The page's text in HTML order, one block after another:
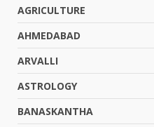
AGRICULTURE
AHMEDABAD
ARVALLI
ASTROLOGY
BANASKANTHA